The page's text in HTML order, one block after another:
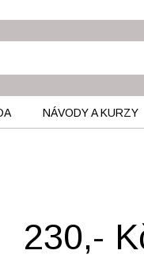
NÁVODY A KURZY
230,-